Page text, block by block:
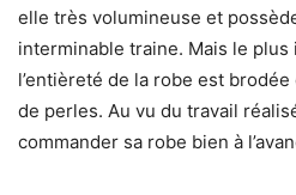
elle très volumineuse et
interminable traine. Mais le
l’entièreté de la robe est
de perles. Au vu du travail
commander sa robe bien à